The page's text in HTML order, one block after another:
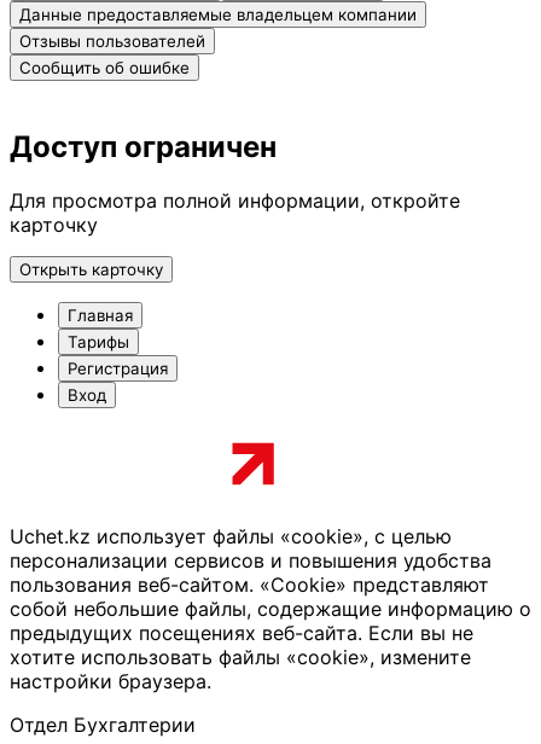
Данные предоставляемые владельцем компании
Отзывы пользователей
Сообщить об ошибке
Доступ ограничен
Для просмотра полной информации, откройте
карточку
Открыть карточку
Главная
Тарифы
Регистрация
Вход
Uchet.kz использует файлы «cookie», с целью
персонализации сервисов и повышения удобства
пользования веб-сайтом. «Cookie» представляют
собой небольшие файлы, содержащие информацию о
предыдущих посещениях веб-сайта. Если вы не
хотите использовать файлы «cookie», измените
настройки браузера.
Отдел Бухгалтерии